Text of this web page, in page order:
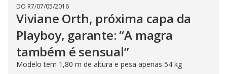
DO R7/07/05/2016
Viviane Orth, próxima capa da
Playboy, garante: “A magra
também é sensual”
Modelo tem 1,80 m de altura e pesa apenas 54 kg